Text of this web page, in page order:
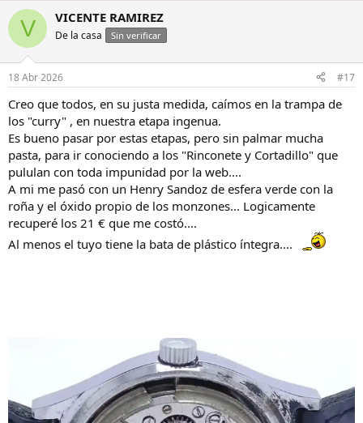
c
i
e
:
V VICENTE RAMIREZ
De la casa Sin verificar
18 Abr 2026 #17
Creo que todos, en su justa medida, caímos en la trampa de
los "curry" , en nuestra etapa ingenua.
Es bueno pasar por estas etapas, pero sin palmar mucha
pasta, para ir conociendo a los "Rinconete y Cortadillo" que
pululan con toda impunidad por la web....
A mi me pasó con un Henry Sandoz de esfera verde con la
roña y el óxido propio de los monzones... Logicamente
recuperé los 21 € que me costó....
Al menos el tuyo tiene la bata de plástico íntegra....